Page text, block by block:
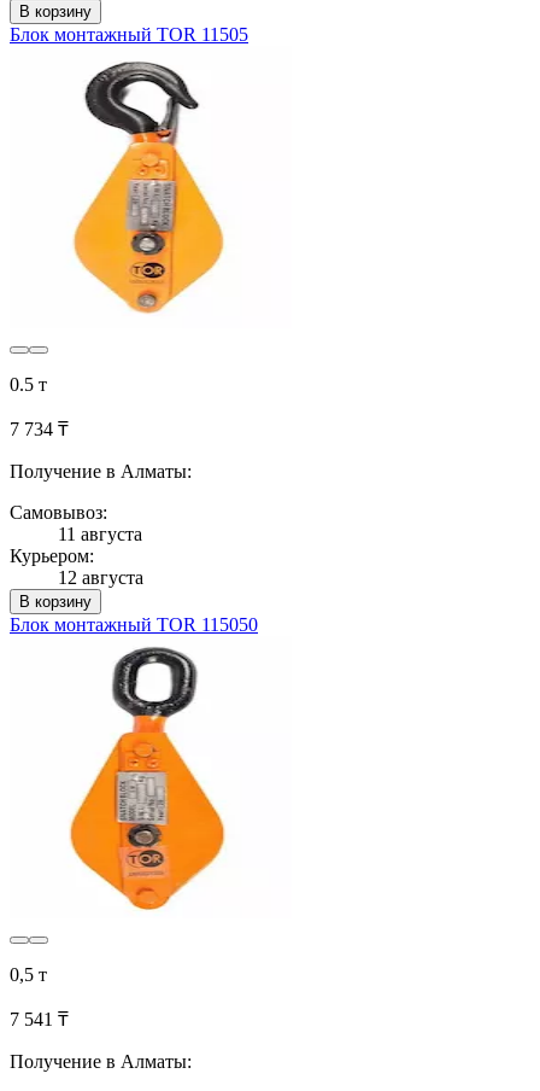
В корзину
Блок монтажный TOR 11505
0.5 т
7 734 ₸
Получение в Алматы:
Самовывоз:
11 августа
Курьером:
12 августа
В корзину
Блок монтажный TOR 115050
0,5 т
7 541 ₸
Получение в Алматы: